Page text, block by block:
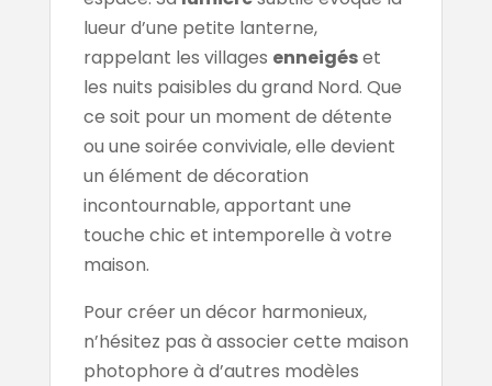
lueur d’une petite lanterne,
rappelant les villages enneigéset
les nuits paisibles du grand Nord. Que
ce soit pour un moment de détente
ou une soirée conviviale, elle devient
un élément de décoration
incontournable, apportant une
touche chic et intemporelle à votre
maison.
Pour créer un décor harmonieux,
n’hésitez pas à associer cette maison
photophore à d’autres modèles